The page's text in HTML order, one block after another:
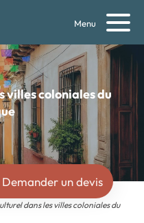
Menu
villes coloniales du
Demander un devis
dans les villes coloniales du